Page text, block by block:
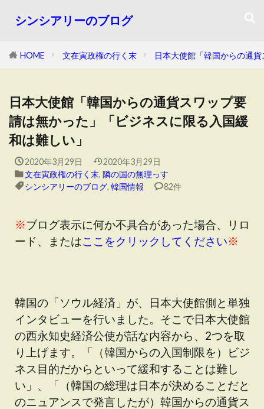
シンシアリーのブログ
HOME 文在寅政権の行く末 日本大使館「韓国からの通
日本大使館「韓国からの通貨スワップ要
請は無かった」「ビジネスに限る入国緩
和は難しい」
2020年3月29日
2020年3月29日
文在寅政権の行く末, 隣の国の無理っす
シンシアリーのブログ, 韓国情報 82件
※ブログ表示に何か不具合があった場合、リロ
ード、またはここをクリックしてください※
韓国の「ソウル経済」が、日本大使館側と単独
インタビューを行いました。そこで日本大使館
の西永知史経済公使が話な内容から、2つを取
り上げます。「（韓国からの入国制限を）ビジ
ネス目的だからといって緩和することは難し
い」、「（韓国の総理は日本が決めることだと
のニュアンスで発言したが）韓国からの通貨ス